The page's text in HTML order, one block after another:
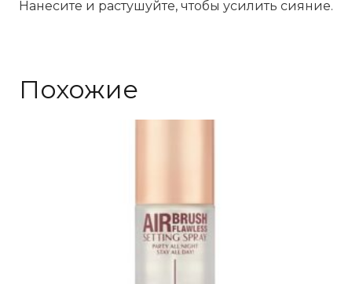
Нанесите и растушуйте, чтобы усилить сияние.
Похожие